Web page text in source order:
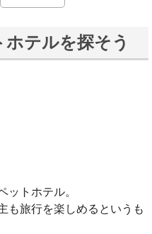
テルを探そう
ットホテル。
も旅行を楽しめるというも